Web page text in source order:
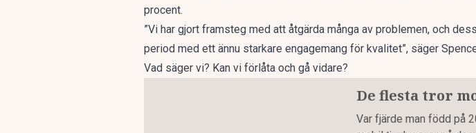
procent.
”Vi har gjort framsteg med att åtgärda många av problemen, och
period med ett ännu starkare engagemang för kvalitet”, säger
Vad säger vi? Kan vi förlåta och gå vidare?
De flesta tror
Var fjärde man född på